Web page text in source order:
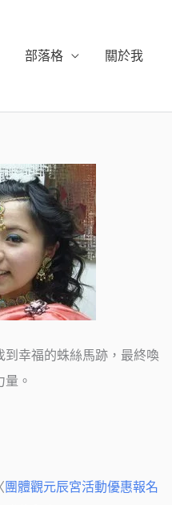
部落格 關於我
到幸福的蛛絲馬跡，最終喚
。
團體觀元辰宮活動優惠報名